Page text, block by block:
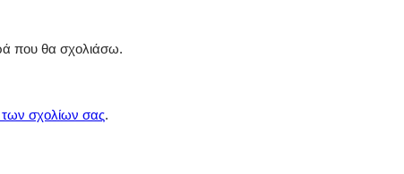
που θα σχολιάσω.
των σχολίων σας.